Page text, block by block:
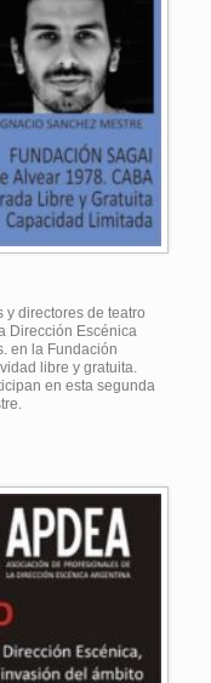
y directores de teatro
Dirección Escénica
en la Fundación
libre y gratuita.
en esta segunda